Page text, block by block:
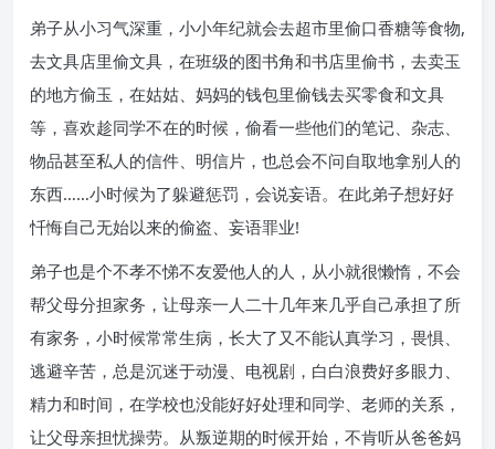
弟子从小习气深重，小小年纪就会去超市里偷口香糖等食物,
去文具店里偷文具，在班级的图书角和书店里偷书，去卖玉
的地方偷玉，在姑姑、妈妈的钱包里偷钱去买零食和文具
等，喜欢趁同学不在的时候，偷看一些他们的笔记、杂志、
物品甚至私人的信件、明信片，也总会不问自取地拿别人的
东西……小时候为了躲避惩罚，会说妄语。在此弟子想好好
忏悔自己无始以来的偷盗、妄语罪业!
弟子也是个不孝不悌不友爱他人的人，从小就很懒惰，不会
帮父母分担家务，让母亲一人二十几年来几乎自己承担了所
有家务，小时候常常生病，长大了又不能认真学习，畏惧、
逃避辛苦，总是沉迷于动漫、电视剧，白白浪费好多眼力、
精力和时间，在学校也没能好好处理和同学、老师的关系，
让父母亲担忧操劳。从叛逆期的时候开始，不肯听从爸爸妈